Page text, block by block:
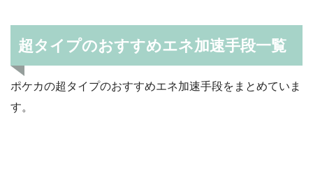
超タイプのおすすめエネ加速手段一覧
ポケカの超タイプのおすすめエネ加速手段をまとめていま
す。